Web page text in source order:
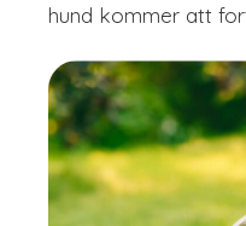
hund kommer att